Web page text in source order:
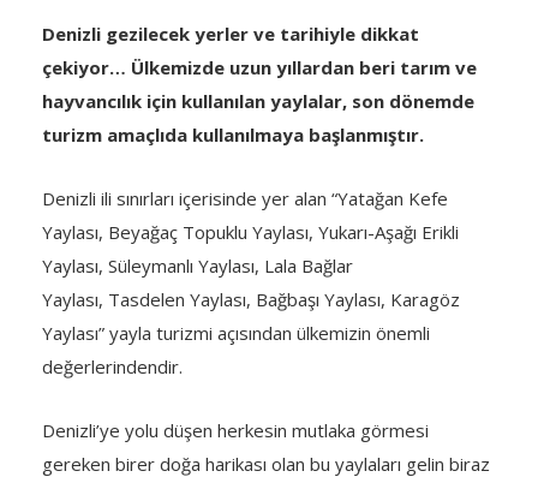
Denizli gezilecek yerler ve tarihiyle dikkat
çekiyor… Ülkemizde uzun yıllardan beri tarım ve
hayvancılık için kullanılan yaylalar, son dönemde
turizm amaçlıda kullanılmaya başlanmıştır.
Denizli ili sınırları içerisinde yer alan “Yatağan Kefe
Yaylası, Beyağaç Topuklu Yaylası, Yukarı-Aşağı Erikli
Yaylası, Süleymanlı Yaylası, Lala Bağlar
Yaylası, Tasdelen Yaylası, Bağbaşı Yaylası, Karagöz
Yaylası” yayla turizmi açısından ülkemizin önemli
değerlerindendir.
Denizli’ye yolu düşen herkesin mutlaka görmesi
gereken birer doğa harikası olan bu yaylaları gelin biraz